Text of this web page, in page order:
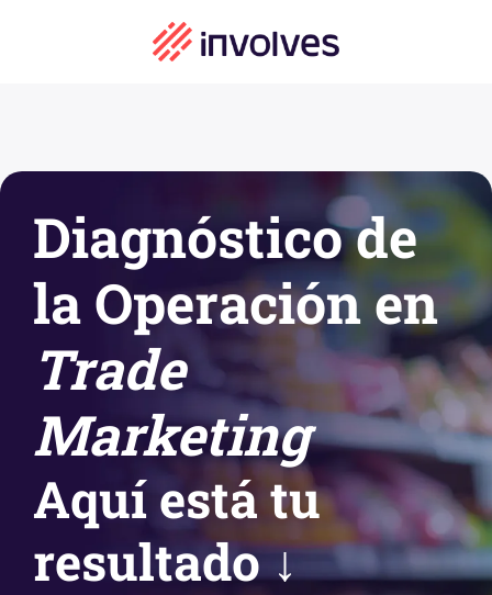
Diagnóstico de
la Operación en
Trade
Marketing
Aquí está tu
resultado ↓